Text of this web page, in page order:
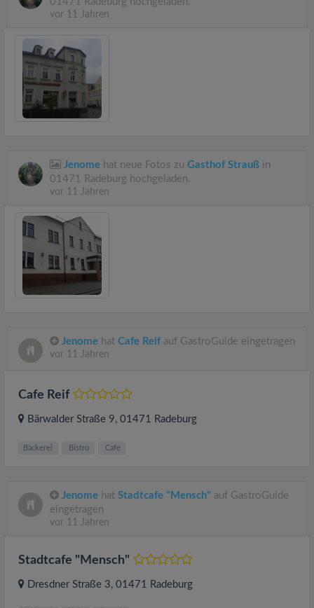
vor 11 Jahren
Jenome hat neue Fotos zu Gasthof Strauß in
01471 Radeburg hochgeladen.
vor 11 Jahren
Jenome hat Cafe Reif auf GastroGuide eingetragen
vor 11 Jahren
Cafe Reif
Bärwalder Straße 9, 01471 Radeburg
Bäckerei Bistro Cafe
Jenome hat Stadtcafe "Mensch" auf GastroGuide
eingetragen
vor 11 Jahren
Stadtcafe "Mensch"
Dresdner Straße 3, 01471 Radeburg